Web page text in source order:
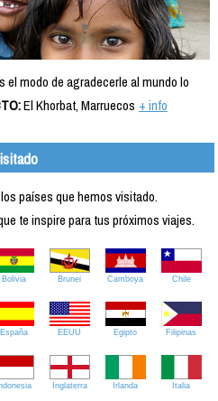
modo de agradecerle al mundo lo
El Khorbat, Marruecos + info
países que hemos visitado.
te inspire para tus próximos viajes.
Bolivia Brunei Camboya Chile
España EEUU Egipto Filipinas
Inglaterra Irlanda Italia